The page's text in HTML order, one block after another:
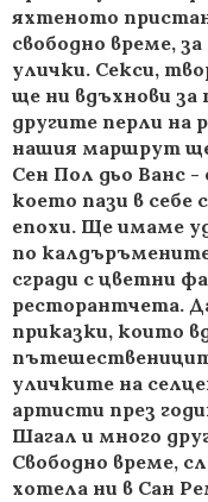
яхтеното
свободно време,
улички. Секси,
ще ни вдъхнови
другите перли на
нашия маршрут
Сен Пол дьо Ванс
което пази в
епохи. Ще имаме
по
сгради с цветни
ресторантчета.
приказки, които
уличките на
артисти през
Шагал и много
Свободно време,
хотела ни в Сан